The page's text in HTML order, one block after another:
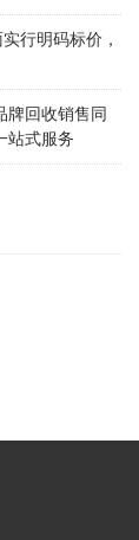
行明码标价，
牌回收销售同
站式服务